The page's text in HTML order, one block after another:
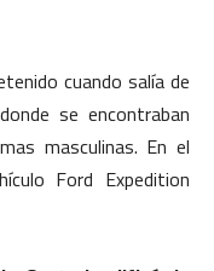
cuando salía de
se encontraban
masculinas. En el
Ford Expedition